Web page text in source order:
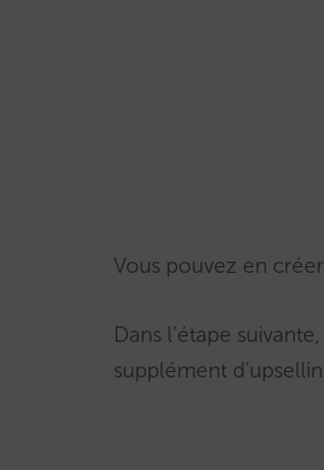
Vous pouvez en
Dans l’étape
supplément